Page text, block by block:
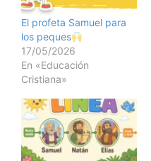
El profeta Samuel para
los peques
17/05/2026
En «Educación
Cristiana»